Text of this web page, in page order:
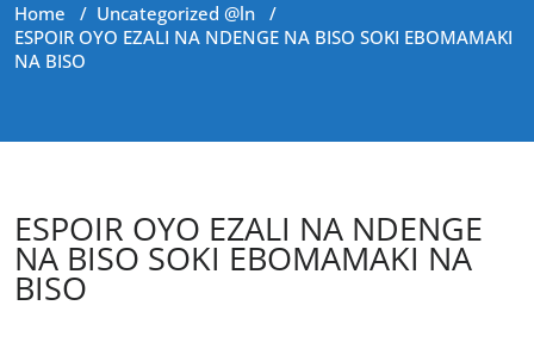
Home / Uncategorized @ln /
ESPOIR OYO EZALI NA NDENGE NA BISO SOKI EBOMAMAKI
NA BISO
ESPOIR OYO EZALI NA NDENGE
NA BISO SOKI EBOMAMAKI NA
BISO